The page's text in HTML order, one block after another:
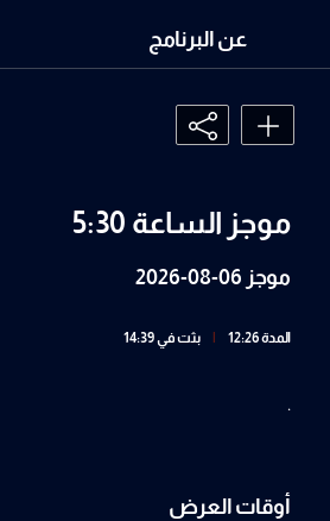
عن البرنامج
موجز الساعة 5:30
موجز 06-08-2026
المدة 12:26 بثت في 14:39
.
أوقات العرض